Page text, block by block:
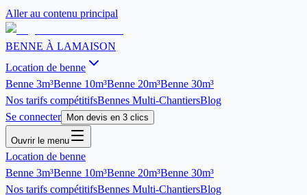
Aller au contenu principal
BENNE À LAMAISON
Location de benne
Benne 3m³Benne 10m³Benne 20m³Benne 30m³
Nos tarifs compétitifsBennes Multi-ChantiersBlog
Se connecter
Mon devis en 3 clics
Ouvrir le menu
Location de benne
Benne 3m³Benne 10m³Benne 20m³Benne 30m³
Nos tarifs compétitifsBennes Multi-ChantiersBlog